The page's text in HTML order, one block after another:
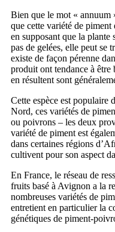
Bien que le mot « annuum
que cette variété de piment
en supposant que la plante
pas de gelées, elle peut se
existe de façon pérenne
produit ont tendance à
en résultent sont
Cette espèce est populaire
Nord, ces variétés de
ou poivrons – les deux
variété de piment est
dans certaines régions
cultivent pour son aspect
En France, le réseau de
fruits basé à Avignon a la
nombreuses variétés de
entretient en particulier la
génétiques de piment-